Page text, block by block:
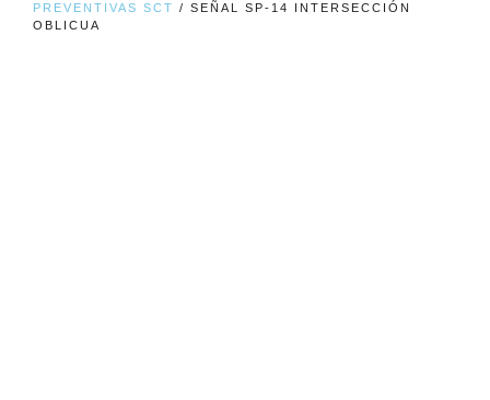
PREVENTIVAS SCT / SEÑAL SP-14 INTERSECCIÓN
OBLICUA